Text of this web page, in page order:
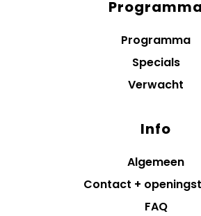
Programma
Programma
Specials
Verwacht
Info
Algemeen
Contact +
FAQ